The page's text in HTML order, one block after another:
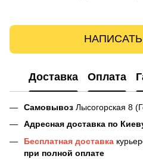
Доставка Оплата
Самовывоз Лысогорская 8
Адресная доставка по
Бесплатная доставка
при полной оплате